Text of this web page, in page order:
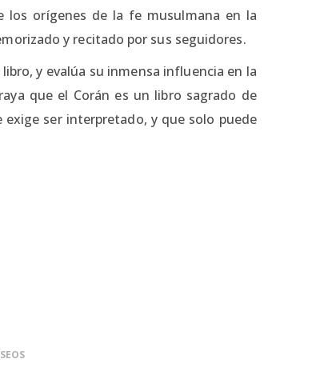
los orígenes de la fe musulmana en la
y recitado por sus seguidores.
y evalúa su inmensa influencia en la
que el Corán es un libro sagrado de
ser interpretado, y que solo puede